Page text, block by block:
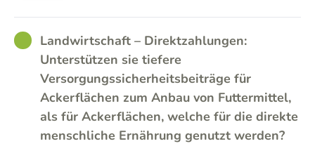
GOODLandwirtschaft – Direktzahlungen:
Unterstützen sie tiefere
Versorgungssicherheitsbeiträge für
Ackerflächen zum Anbau von Futtermittel,
als für Ackerflächen, welche für die direkte
menschliche Ernährung genutzt werden?